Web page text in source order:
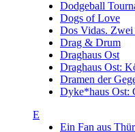
Dodgeball
Dogs of Love
Dos Vidas. Zwei
Drag & Drum
Draghaus Ost
Draghaus Ost:
Dramen der
Dyke*haus Ost:
E
Ein Fan aus